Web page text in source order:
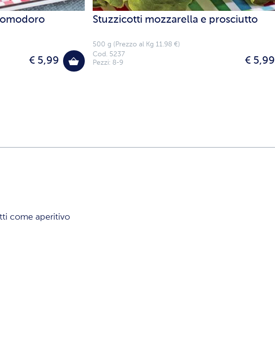
€ 5,99
Stuzzicotti mozzarella e prosciutto
500 g (Prezzo al Kg 11.98 €)
€ 5,99
Cod. 5237
Pezzi: 8-9
come aperitivo